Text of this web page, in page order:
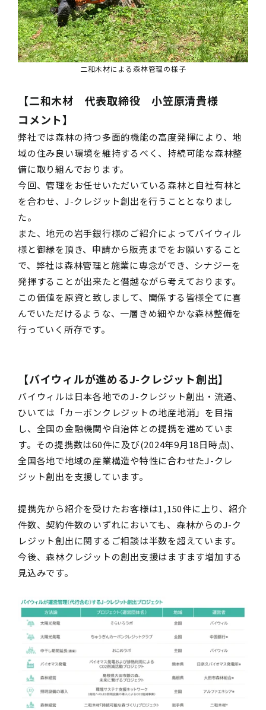
二和木材による森林管理の様子
【二和木材 代表取締役 小笠原清貴様
コメント】
弊社では森林の持つ多面的機能の高度発揮により、地
域の住み良い環境を維持するべく、持続可能な森林整
備に取り組んでおります。
今回、管理をお任せいただいている森林と自社有林と
を合わせ、J-クレジット創出を行うこととなりまし
た。
また、地元の岩手銀行様のご紹介によってバイウィル
様と御縁を頂き、申請から販売までをお願いすること
で、弊社は森林管理と施業に専念ができ、シナジーを
発揮することが出来たと僭越ながら考えております。
この価値を原資と致しまして、関係する皆様全てに喜
んでいただけるような、一層きめ細やかな森林整備を
行っていく所存です。
【バイウィルが進めるJ-クレジット創出】
バイウィルは日本各地でのJ-クレジット創出・流通、
ひいては「カーボンクレジットの地産地消」を目指
し、全国の金融機関や自治体との提携を進めていま
す。その提携数は60件に及び(2024年9月18日時点)、
全国各地で地域の産業構造や特性に合わせたJ-クレ
ジット創出を支援しています。
提携先から紹介を受けたお客様は1,150件に上り、紹介
件数、契約件数のいずれにおいても、森林からのJ-ク
レジット創出に関するご相談は半数を超えています。
今後、森林クレジットの創出支援はますます増加する
見込みです。